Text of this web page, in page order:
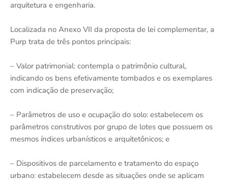
arquitetura e engenharia.
Localizada no Anexo VII da proposta de lei complementar, a
Purp trata de três pontos principais:
– Valor patrimonial: contempla o patrimônio cultural,
indicando os bens efetivamente tombados e os exemplares
com indicação de preservação;
– Parâmetros de uso e ocupação do solo: estabelecem os
parâmetros construtivos por grupo de lotes que possuem os
mesmos índices urbanísticos e arquitetônicos; e
– Dispositivos de parcelamento e tratamento do espaço
urbano: estabelecem desde as situações onde se aplicam